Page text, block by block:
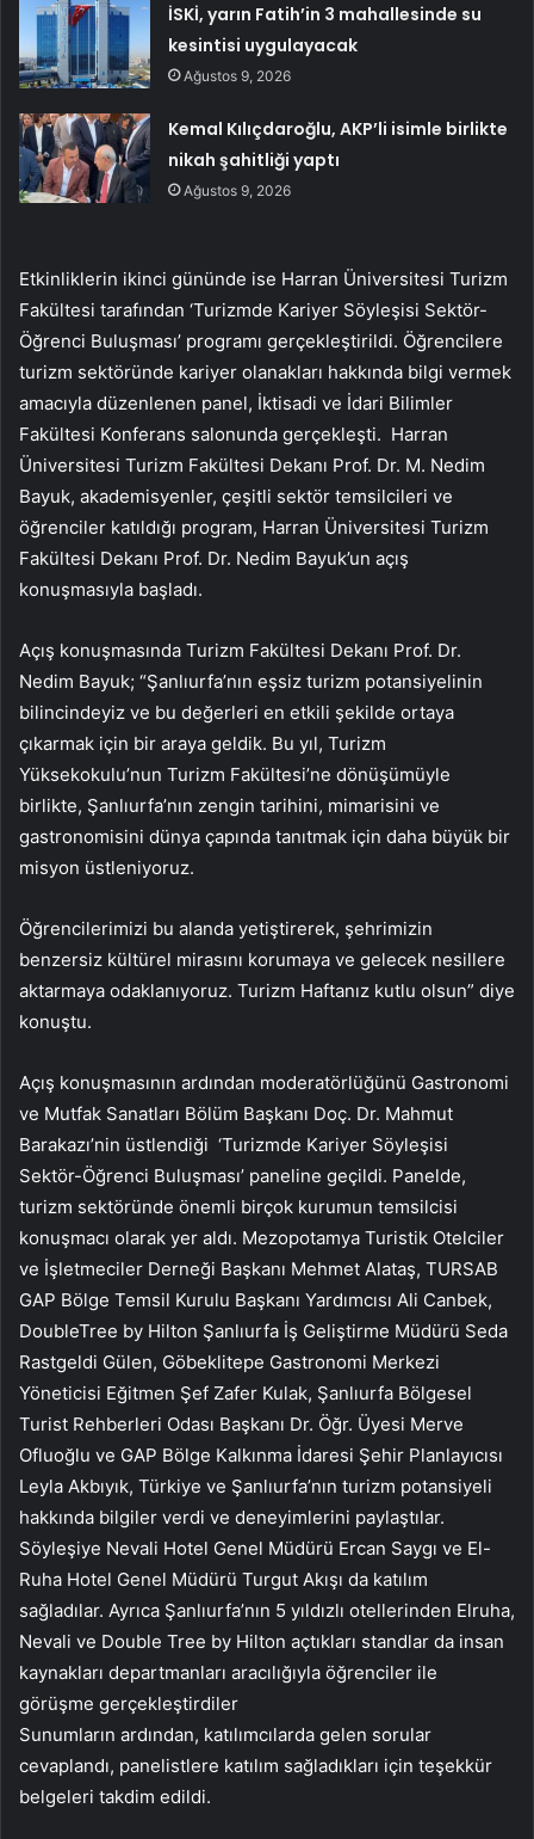
İSKİ, yarın Fatih’in 3 mahallesinde su
kesintisi uygulayacak
Ağustos 9, 2026
Kemal Kılıçdaroğlu, AKP’li isimle birlikte
nikah şahitliği yaptı
Ağustos 9, 2026
Etkinliklerin ikinci gününde ise Harran Üniversitesi Turizm
Fakültesi tarafından ‘Turizmde Kariyer Söyleşisi Sektör-
Öğrenci Buluşması’ programı gerçekleştirildi. Öğrencilere
turizm sektöründe kariyer olanakları hakkında bilgi vermek
amacıyla düzenlenen panel, İktisadi ve İdari Bilimler
Fakültesi Konferans salonunda gerçekleşti. Harran
Üniversitesi Turizm Fakültesi Dekanı Prof. Dr. M. Nedim
Bayuk, akademisyenler, çeşitli sektör temsilcileri ve
öğrenciler katıldığı program, Harran Üniversitesi Turizm
Fakültesi Dekanı Prof. Dr. Nedim Bayuk’un açış
konuşmasıyla başladı.
Açış konuşmasında Turizm Fakültesi Dekanı Prof. Dr.
Nedim Bayuk; “Şanlıurfa’nın eşsiz turizm potansiyelinin
bilincindeyiz ve bu değerleri en etkili şekilde ortaya
çıkarmak için bir araya geldik. Bu yıl, Turizm
Yüksekokulu’nun Turizm Fakültesi’ne dönüşümüyle
birlikte, Şanlıurfa’nın zengin tarihini, mimarisini ve
gastronomisini dünya çapında tanıtmak için daha büyük bir
misyon üstleniyoruz.
Öğrencilerimizi bu alanda yetiştirerek, şehrimizin
benzersiz kültürel mirasını korumaya ve gelecek nesillere
aktarmaya odaklanıyoruz. Turizm Haftanız kutlu olsun” diye
konuştu.
Açış konuşmasının ardından moderatörlüğünü Gastronomi
ve Mutfak Sanatları Bölüm Başkanı Doç. Dr. Mahmut
Barakazı’nin üstlendiği ‘Turizmde Kariyer Söyleşisi
Sektör-Öğrenci Buluşması’ paneline geçildi. Panelde,
turizm sektöründe önemli birçok kurumun temsilcisi
konuşmacı olarak yer aldı. Mezopotamya Turistik Otelciler
ve İşletmeciler Derneği Başkanı Mehmet Alataş, TURSAB
GAP Bölge Temsil Kurulu Başkanı Yardımcısı Ali Canbek,
DoubleTree by Hilton Şanlıurfa İş Geliştirme Müdürü Seda
Rastgeldi Gülen, Göbeklitepe Gastronomi Merkezi
Yöneticisi Eğitmen Şef Zafer Kulak, Şanlıurfa Bölgesel
Turist Rehberleri Odası Başkanı Dr. Öğr. Üyesi Merve
Ofluoğlu ve GAP Bölge Kalkınma İdaresi Şehir Planlayıcısı
Leyla Akbıyık, Türkiye ve Şanlıurfa’nın turizm potansiyeli
hakkında bilgiler verdi ve deneyimlerini paylaştılar.
Söyleşiye Nevali Hotel Genel Müdürü Ercan Saygı ve El-
Ruha Hotel Genel Müdürü Turgut Akışı da katılım
sağladılar. Ayrıca Şanlıurfa’nın 5 yıldızlı otellerinden Elruha,
Nevali ve Double Tree by Hilton açtıkları standlar da insan
kaynakları departmanları aracılığıyla öğrenciler ile
görüşme gerçekleştirdiler
Sunumların ardından, katılımcılarda gelen sorular
cevaplandı, panelistlere katılım sağladıkları için teşekkür
belgeleri takdim edildi.